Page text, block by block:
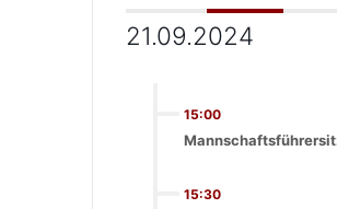
21.09.2024
15:00
15:30